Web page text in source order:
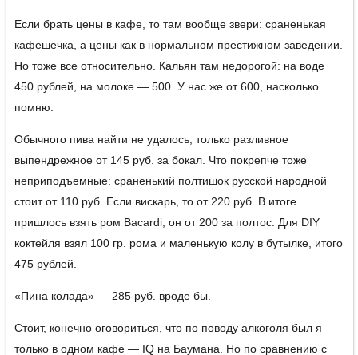
Если брать цены в кафе, то там вообще звери: сраненькая
кафешечка, а цены как в нормальном престижном заведении.
Но тоже все относительно. Кальян там недорогой: на воде
450 рублей, на молоке — 500. У нас же от 600, насколько
помню.
Обычного пива найти не удалось, только разливное
выпендрежное от 145 руб. за бокал. Что покрепче тоже
неприподъемные: сраненький полтишок русской народной
стоит от 110 руб. Если вискарь, то от 220 руб. В итоге
пришлось взять ром Bacardi, он от 200 за полтос. Для DIY
коктейля взял 100 гр. рома и маленькую колу в бутылке, итого
475 рублей.
«Пина колада» — 285 руб. вроде бы.
Стоит, конечно оговориться, что по поводу алкоголя был я
только в одном кафе — IQ на Баумана. Но по сравнению с